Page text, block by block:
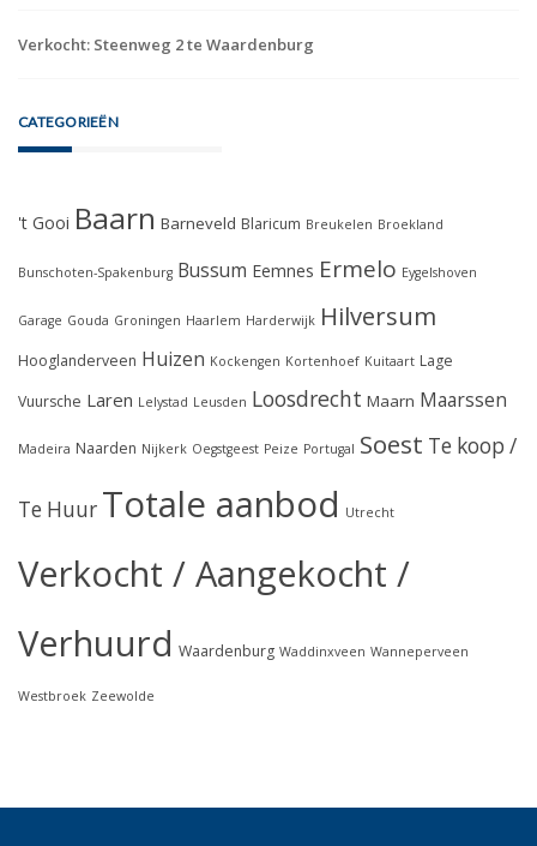
Verkocht: Steenweg 2 te Waardenburg
CATEGORIEËN
't Gooi Baarn Barneveld Blaricum Breukelen Broekland
Bunschoten-Spakenburg Bussum Eemnes Ermelo Eygelshoven
Garage Gouda Groningen Haarlem Harderwijk Hilversum
Hooglanderveen Huizen Kockengen Kortenhoef Kuitaart Lage
Vuursche Laren Lelystad Leusden Loosdrecht Maarn Maarssen
Madeira Naarden Nijkerk Oegstgeest Peize Portugal Soest Te koop /
Te Huur Totale aanbod Utrecht
Verkocht / Aangekocht /
Verhuurd Waardenburg Waddinxveen Wanneperveen
Westbroek Zeewolde